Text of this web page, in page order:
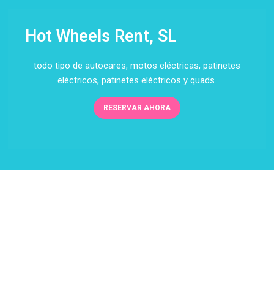
Hot Wheels Rent, SL
todo tipo de autocares, motos eléctricas, patinetes
eléctricos, patinetes eléctricos y quads.
RESERVAR AHORA